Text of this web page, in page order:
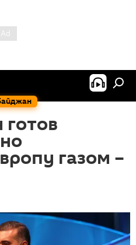
газом –